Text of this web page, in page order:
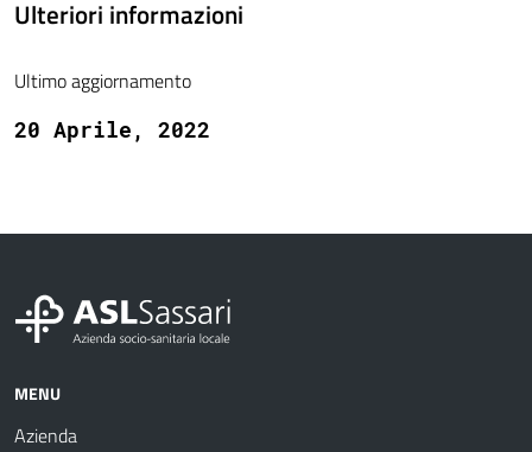
Ulteriori informazioni
Ultimo aggiornamento
20 Aprile, 2022
MENU
Azienda